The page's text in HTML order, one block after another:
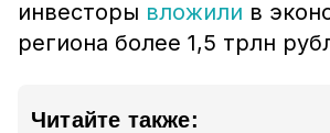
инвесторы вложили в
региона более 1,5 трлн
Читайте также: